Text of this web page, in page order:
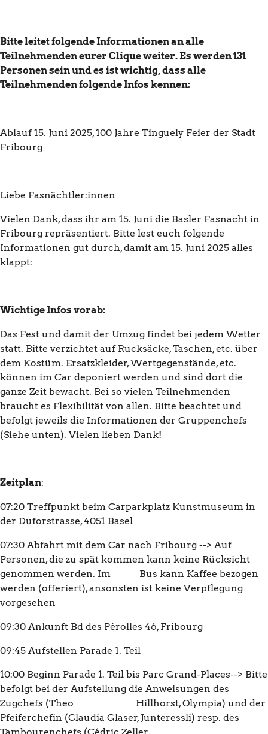
Bitte leitet folgende Informationen an alle
Teilnehmenden eurer Clique weiter. Es werden 131
Personen sein und es ist wichtig, dass alle
Teilnehmenden folgende Infos kennen:
Ablauf 15. Juni 2025, 100 Jahre Tinguely Feier der Stadt
Fribourg
Liebe Fasnächtler:innen
Vielen Dank, dass ihr am 15. Juni die Basler Fasnacht in
Fribourg repräsentiert. Bitte lest euch folgende
Informationen gut durch, damit am 15. Juni 2025 alles
klappt:
Wichtige Infos vorab:
Das Fest und damit der Umzug findet bei jedem Wetter
statt. Bitte verzichtet auf Rucksäcke, Taschen, etc. über
dem Kostüm. Ersatzkleider, Wertgegenstände, etc.
können im Car deponiert werden und sind dort die
ganze Zeit bewacht. Bei so vielen Teilnehmenden
braucht es Flexibilität von allen. Bitte beachtet und
befolgt jeweils die Informationen der Gruppenchefs
(Siehe unten). Vielen lieben Dank!
Zeitplan:
07:20 Treffpunkt beim Carparkplatz Kunstmuseum in
der Duforstrasse, 4051 Basel
07:30 Abfahrt mit dem Car nach Fribourg --> Auf
Personen, die zu spät kommen kann keine Rücksicht
genommen werden. Im Bus kann Kaffee bezogen
werden (offeriert), ansonsten ist keine Verpflegung
vorgesehen
09:30 Ankunft Bd des Pérolles 46, Fribourg
09:45 Aufstellen Parade 1. Teil
10:00 Beginn Parade 1. Teil bis Parc Grand-Places--> Bitte
befolgt bei der Aufstellung die Anweisungen des
Zugchefs (Theo Hillhorst, Olympia) und der
Pfeiferchefin (Claudia Glaser, Junteressli) resp. des